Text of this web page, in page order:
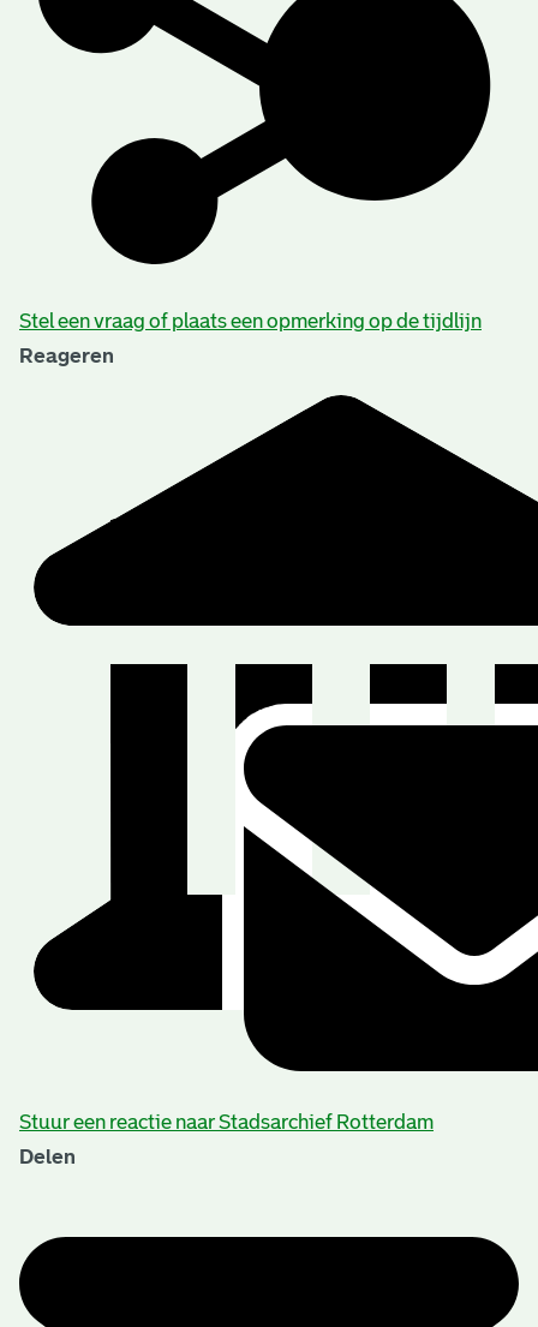
Stel een vraag of plaats een opmerking op de tijdlijn
Reageren
Stuur een reactie naar Stadsarchief Rotterdam
Delen